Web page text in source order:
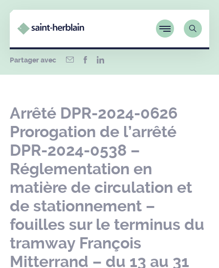
Partager avec
Arrêté DPR-2024-0626
Prorogation de l’arrêté
DPR-2024-0538 –
Réglementation en
matière de circulation et
de stationnement –
fouilles sur le terminus du
tramway François
Mitterrand – du 13 au 31